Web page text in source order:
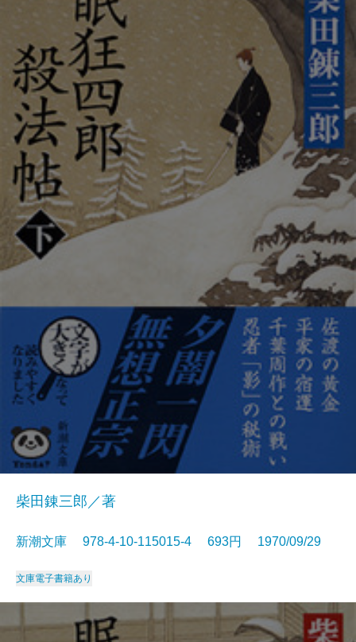
柴田錬三郎／著
新潮文庫 978-4-10-115015-4 693円 1970/09/29
文庫電子書籍あり